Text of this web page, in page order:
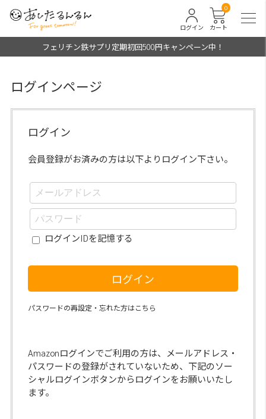
カート
0
ログイン
フェリチン鉄サプリ定期初回500円キャンペーン中！
ログインページ
ログイン
会員登録がお済みの方は以下よりログイン下さい。
ログインIDを記憶する
ログイン
パスワードの再設定・忘れた方はこちら
Amazonログインでご利用の方は、メールアドレス・
パスワードの登録がされていないため、下記のソー
シャルログインボタンからログインをお願いいたし
ます。